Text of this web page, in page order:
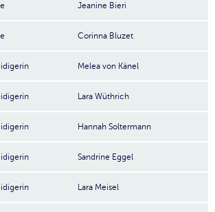
Jeanine Bieri
Corinna Bluzet
Melea von Känel
Lara Wüthrich
Hannah Soltermann
Sandrine Eggel
Lara Meisel